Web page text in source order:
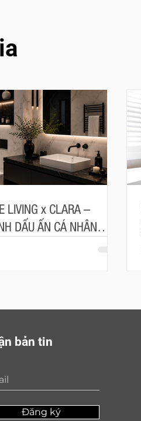
LIVING x CLARA –
DẤU ẤN CÁ NHÂN
bản tin
Đăng ký